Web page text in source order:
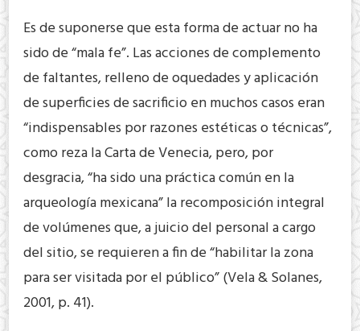
Es de suponerse que esta forma de actuar no ha
sido de “mala fe”. Las acciones de complemento
de faltantes, relleno de oquedades y aplicación
de superficies de sacrificio en muchos casos eran
“indispensables por razones estéticas o técnicas”,
como reza la Carta de Venecia, pero, por
desgracia, “ha sido una práctica común en la
arqueología mexicana” la recomposición integral
de volúmenes que, a juicio del personal a cargo
del sitio, se requieren a fin de “habilitar la zona
para ser visitada por el público” (Vela & Solanes,
2001, p. 41).